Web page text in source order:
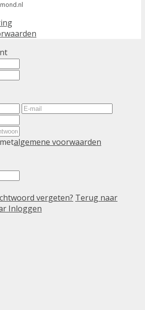
algemene voorwaarden
vergeten? Terug naar
Inloggen